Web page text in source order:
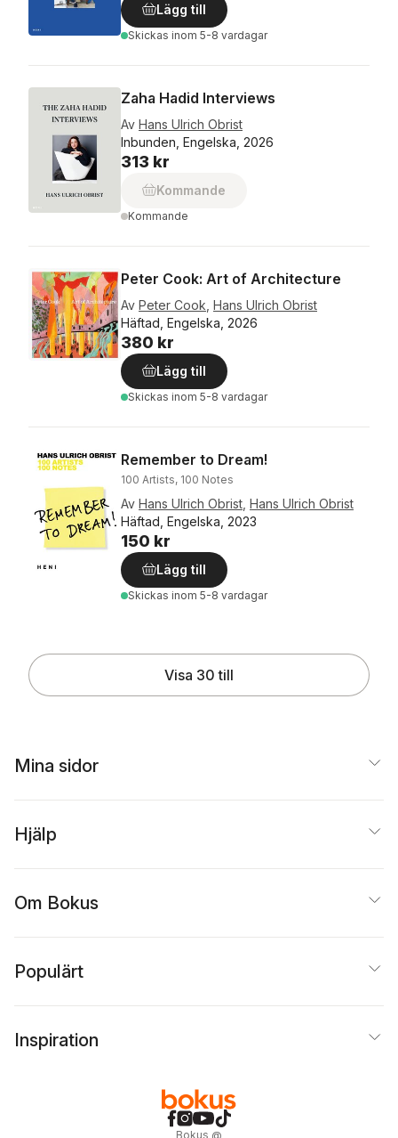
Lägg till
Skickas inom 5-8 vardagar
Zaha Hadid Interviews
Av Hans Ulrich Obrist
Inbunden, Engelska, 2026
313 kr
Kommande
Kommande
Peter Cook: Art of Architecture
Av Peter Cook Hans Ulrich Obrist
Häftad, Engelska, 2026
380 kr
Lägg till
Skickas inom 5-8 vardagar
Remember to Dream!
100 Artists, 100 Notes
Av Hans Ulrich Obrist Hans Ulrich Obrist
Häftad, Engelska, 2023
150 kr
Lägg till
Skickas inom 5-8 vardagar
Visa 30 till
Mina sidor
Hjälp
Om Bokus
Populärt
Inspiration
Bokus @